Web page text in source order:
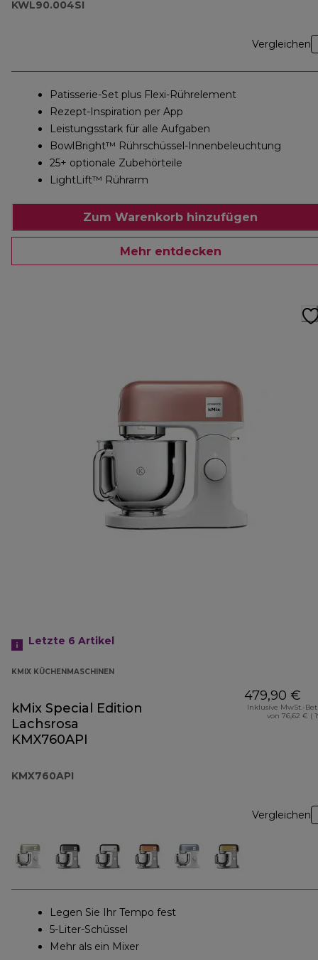
KWL90.004SI
Vergleichen
Patisserie-Set plus Flexi-Rührelement
Rezept-Inspiration per App
Leistungsstark für alle Aufgaben
BowlBright™ Rührschüssel-Innenbeleuchtung
25+ optionale Zubehörteile
LightLift™ Rührarm
Zum Warenkorb hinzufügen
Mehr entdecken
Letzte 6 Artikel
KMIX KÜCHENMASCHINEN
kMix Special Edition
Lachsrosa
KMX760API
KMX760API
479,90 €
Inklusive MwSt.-
von 76,62 € (
Vergleichen
Legen Sie Ihr Tempo fest
5-Liter-Schüssel
Mehr als ein Mixer